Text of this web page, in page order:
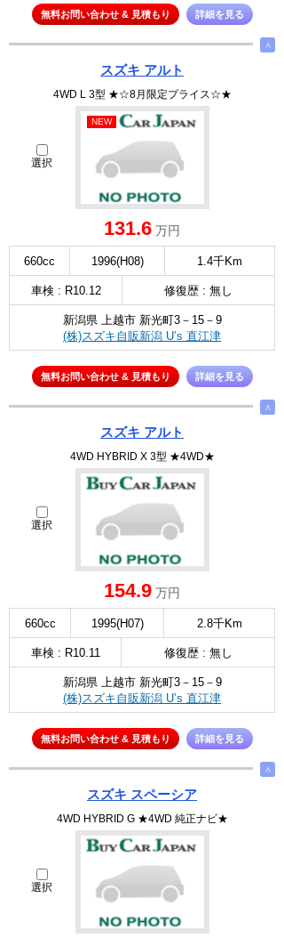
無料お問い合わせ & 見積もり 詳細を見る
∧
スズキ アルト
4WD L 3型 ★☆8月限定プライス☆★
選択
NEW
131.6 万円
660cc 1996(H08) 1.4千Km
車検 : R10.12 修復歴 : 無し
新潟県 上越市 新光町3－15－9
(株)スズキ自販新潟 U’s 直江津
無料お問い合わせ & 見積もり 詳細を見る
∧
スズキ アルト
4WD HYBRID X 3型 ★4WD★
選択
154.9 万円
660cc 1995(H07) 2.8千Km
車検 : R10.11 修復歴 : 無し
新潟県 上越市 新光町3－15－9
(株)スズキ自販新潟 U’s 直江津
無料お問い合わせ & 見積もり 詳細を見る
∧
スズキ スペーシア
4WD HYBRID G ★4WD 純正ナビ★
選択